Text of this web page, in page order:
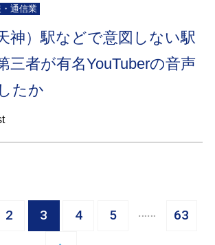
通信業
神）駅などで意図しない駅
者が有名YouTuberの音声
たか
2 3 4 5 … 63